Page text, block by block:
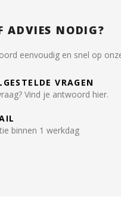
ADVIES NODIG?
eenvoudig en snel op
VRAGEN
Vind je antwoord hier.
binnen 1 werkdag